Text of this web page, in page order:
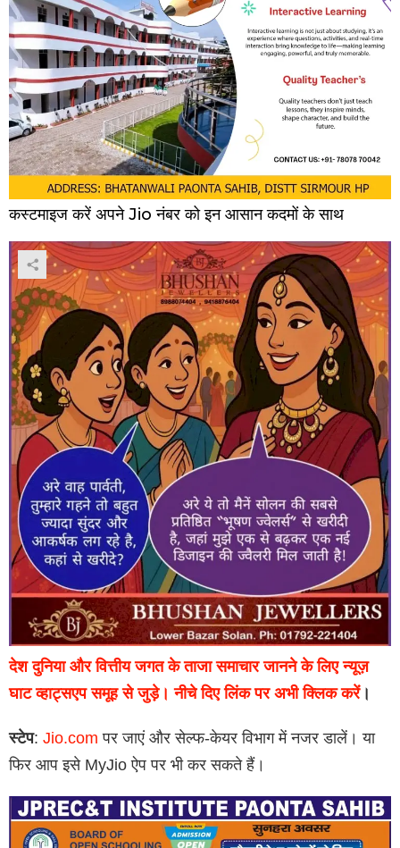
कस्टमाइज करें अपने Jio नंबर को इन आसान कदमों के साथ
देश दुनिया और वित्तीय जगत के ताजा समाचार जानने के लिए न्यूज़
घाट व्हाट्सएप समूह से जुड़े। नीचे दिए लिंक पर अभी क्लिक करें।
स्टेप: Jio.com पर जाएं और सेल्फ-केयर विभाग में नजर डालें। या
फिर आप इसे MyJio ऐप पर भी कर सकते हैं।